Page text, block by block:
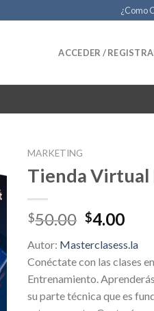
¿Como
ACCEDER /
MARKETING
Tienda Virtual
$50.00 Original
was:
$50.00.
$4.00
is:
Autor: Masterclasess.la
Conéctate con las clases
Entrenamiento.
su parte técnica que es